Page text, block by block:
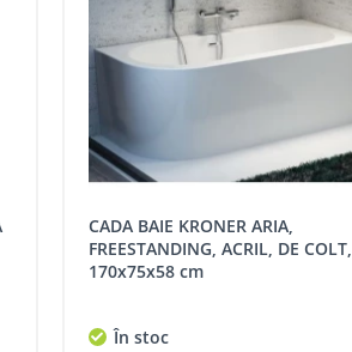
CADA BAIE KRONER ARIA,
FREESTANDING, ACRIL, DE COLT,
170x75x58 cm
În stoc